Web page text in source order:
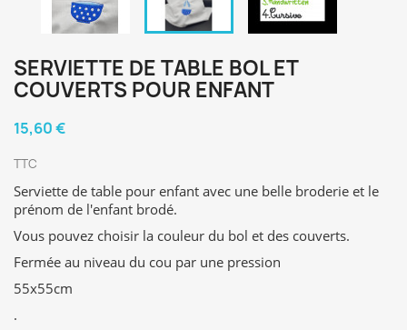
SERVIETTE DE TABLE BOL ET
COUVERTS POUR ENFANT
15,60 €
TTC
Serviette de table pour enfant avec une belle broderie et le
prénom de l'enfant brodé.
Vous pouvez choisir la couleur du bol et des couverts.
Fermée au niveau du cou par une pression
55x55cm
.